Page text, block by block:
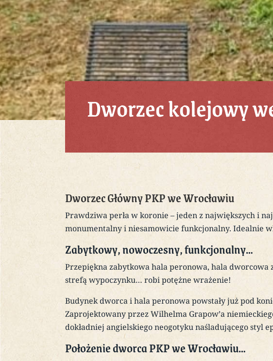
Dworzec kolejowy
Dworzec Główny PKP we Wrocławiu
Prawdziwa perła w koronie – jeden z największych i
monumentalny i niesamowicie funkcjonalny. Idealnie
Zabytkowy, nowoczesny, funkcjonalny…
Przepiękna zabytkowa hala peronowa, hala
strefą wypoczynku… robi potężne wrażenie!
Budynek dworca i hala peronowa powstały już pod
Zaprojektowany przez Wilhelma Grapow’a
dokładniej angielskiego neogotyku naśladującego styl
Położenie dworca PKP we Wrocławiu…